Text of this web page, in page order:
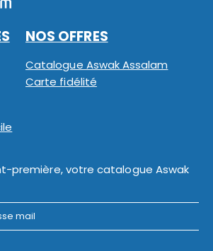
NOS OFFRES
Catalogue Aswak Assalam
Carte fidélité
première, votre catalogue Aswak